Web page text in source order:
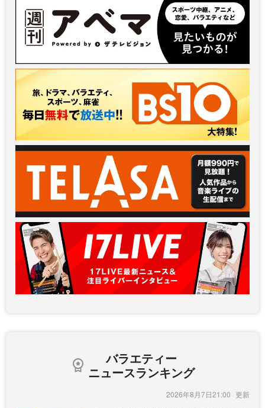
バラエティー
ニュースランキング
2026年8月7日21:00